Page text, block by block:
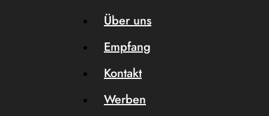
Über uns
Empfang
Kontakt
Werben